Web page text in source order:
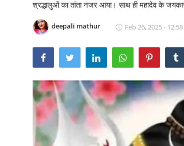
एज्युकेशन
श्रद्धालुओं का तांता नजर आया। साथ ही महादेव के
deepali mathur Feb 26, 2025 - 12:58